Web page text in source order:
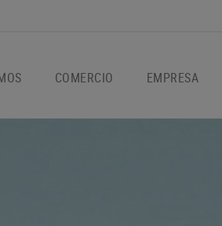
COMERCIO EMPRESA